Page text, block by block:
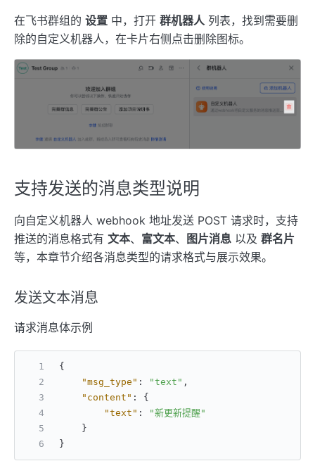
在飞书群组的 设置 中，打开 群机器人列表，找到需要删
除的自定义机器人，在卡片右侧点击删除图标。
支持发送的消息类型说明
向自定义机器人 webhook 地址发送 POST 请求时，支持
推送的消息格式有 文本、 富文本、 图片消息 以及 群名片
等，本章节介绍各消息类型的请求格式与展示效果。
发送文本消息
请求消息体示例
{
"msg_type" : "text" ,
"content" :
{
"text" :
"新更新提醒"
}
}